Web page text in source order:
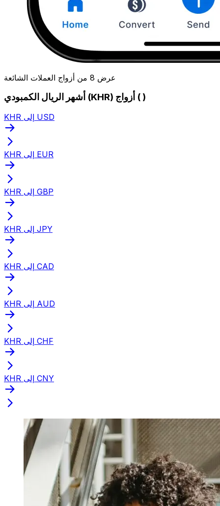
عرض 8 من أزواج العملات الشائعة
أشهر الريال الكمبودي (KHR) أزواج ( )
KHR إلى USD
KHR إلى EUR
KHR إلى GBP
KHR إلى JPY
KHR إلى CAD
KHR إلى AUD
KHR إلى CHF
KHR إلى CNY